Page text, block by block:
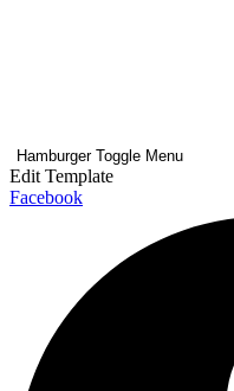
Hamburger Toggle Menu
Edit Template
Facebook